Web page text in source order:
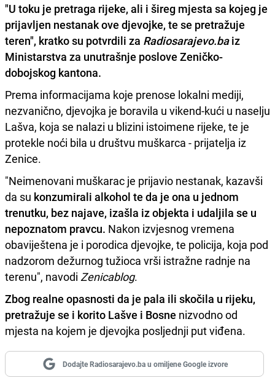
"U toku je pretraga rijeke, ali i šireg mjesta sa kojeg je
prijavljen nestanak ove djevojke, te se pretražuje
teren", kratko su potvrdili za Radiosarajevo.baiz
Ministarstva za unutrašnje poslove Zeničko-
dobojskog kantona.
Prema informacijama koje prenose lokalni mediji,
nezvanično, djevojka je boravila u vikend-kući u naselju
Lašva, koja se nalazi u blizini istoimene rijeke, te je
protekle noći bila u društvu muškarca - prijatelja iz
Zenice.
"Neimenovani muškarac je prijavio nestanak, kazavši
da su konzumirali alkohol te da je ona u jednom
trenutku, bez najave, izašla iz objekta i udaljila se u
nepoznatom pravcu. Nakon izvjesnog vremena
obaviještena je i porodica djevojke, te policija, koja pod
nadzorom dežurnog tužioca vrši istražne radnje na
terenu", navodi Zenicablog.
Zbog realne opasnosti da je pala ili skočila u rijeku,
pretražuje se i korito Lašve i Bosne nizvodno od
mjesta na kojem je djevojka posljednji put viđena.
Dodajte Radiosarajevo.ba u omiljene Google izvore